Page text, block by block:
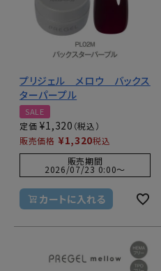
プリジェル メロウ バックス
ターパープル
SALE
定価 ¥1,320
販売価格 ¥1,320税込
販売期間
2026/07/23 0:00〜
カートに入れる